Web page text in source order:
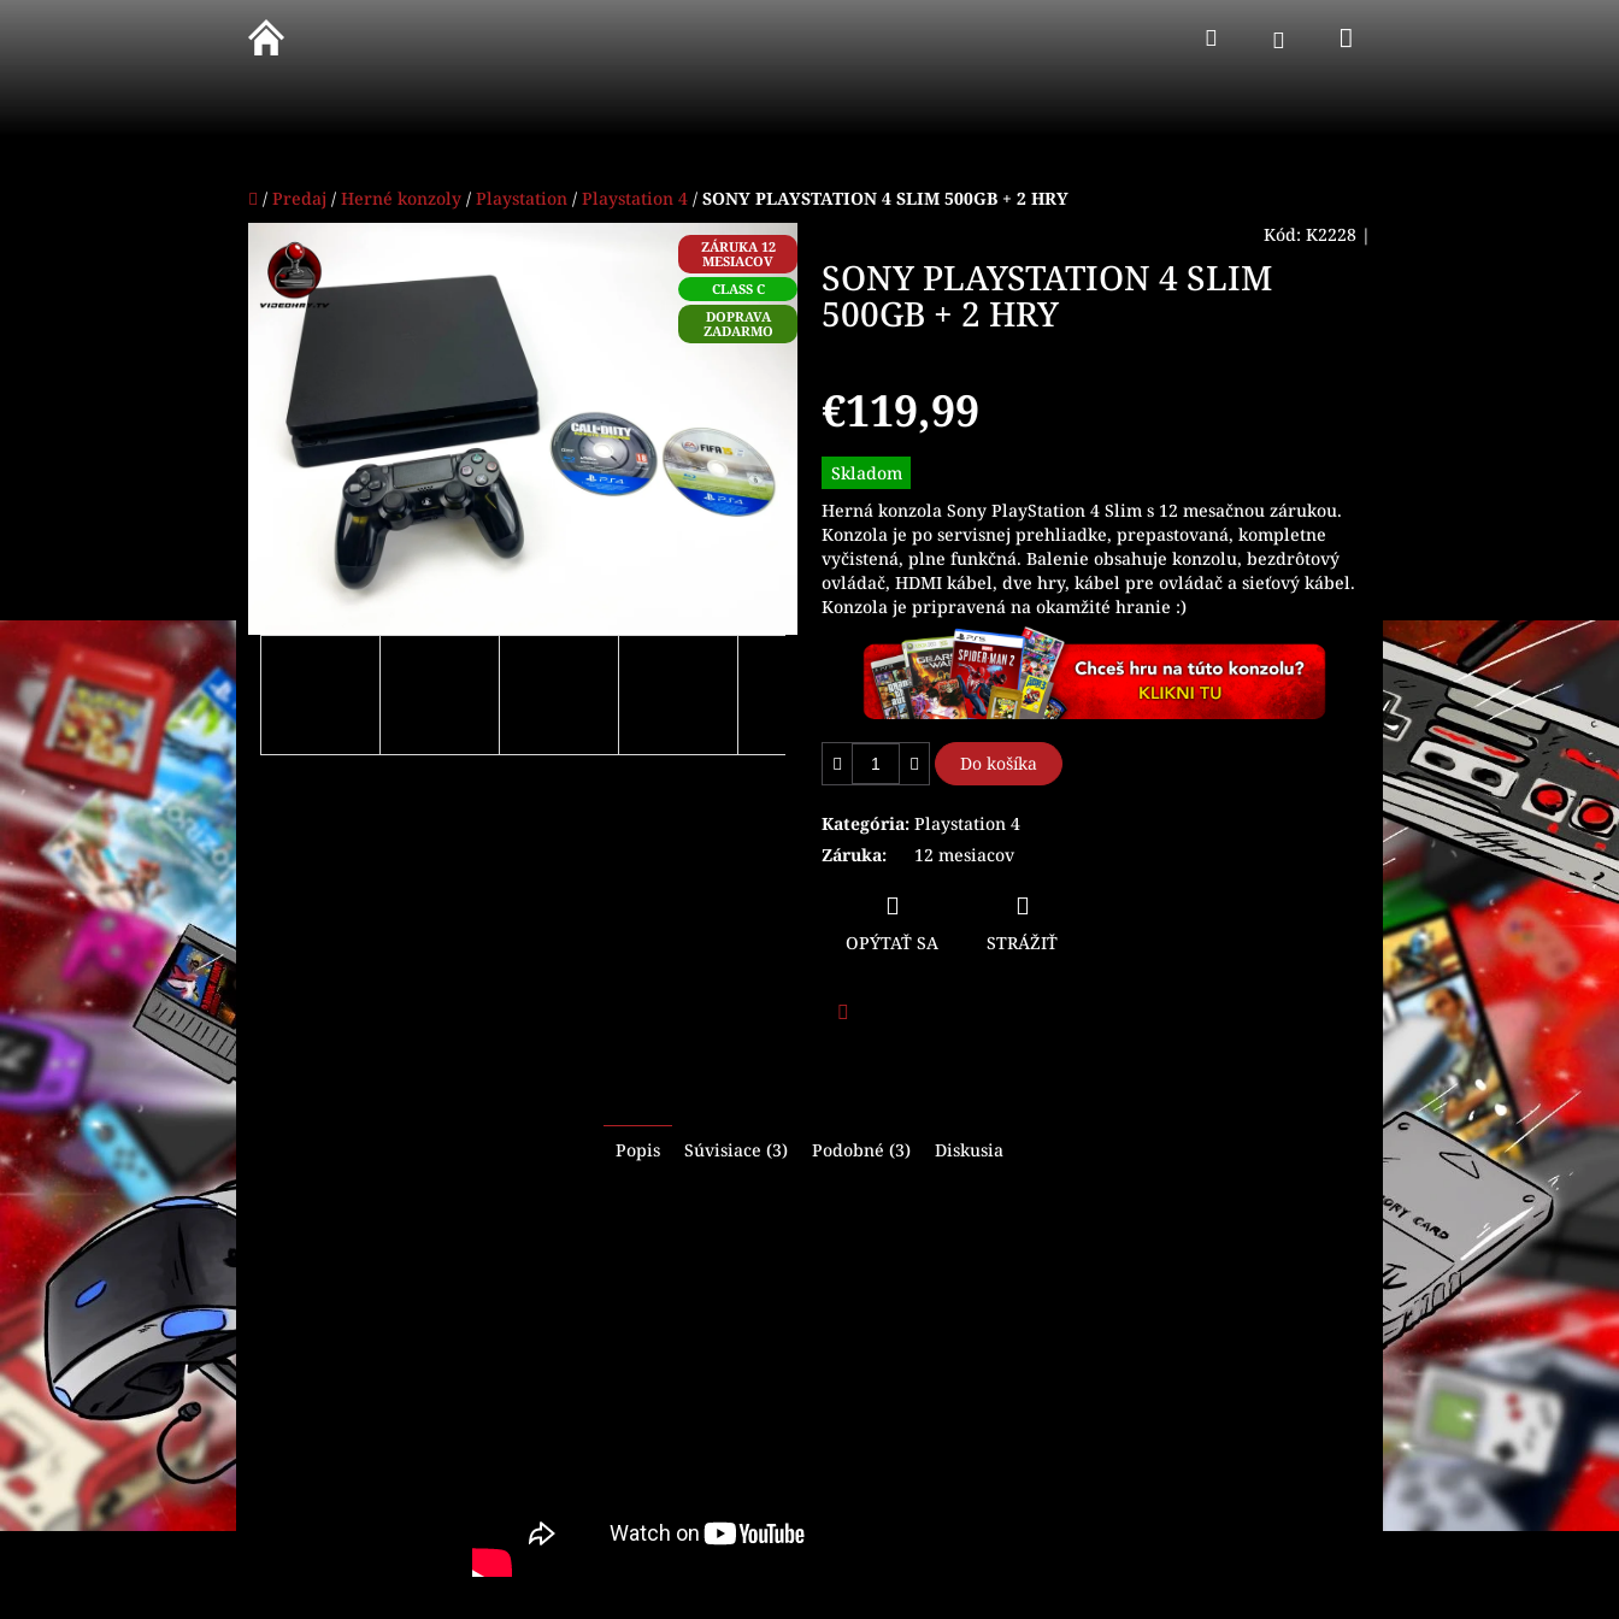
Hľadať Prihlásenie
Domov
/ Predaj / Herné konzoly / Playstation / Playstation 4 / SONY PLAYSTATION 4 SLIM 500GB + 2 HRY
ZÁRUKA 12
MESIACOV
CLASS C
DOPRAVA
ZADARMO
Kód: K2228 |
SONY PLAYSTATION 4 SLIM
500GB + 2 HRY
€119,99
Jednotková
cena:
Skladom
Herná konzola Sony PlayStation 4 Slim s 12 mesačnou zárukou.
Konzola je po servisnej prehliadke, prepastovaná, kompletne
vyčistená, plne funkčná. Balenie obsahuje konzolu, bezdrôtový
ovládač, HDMI kábel, dve hry, kábel pre ovládač a sieťový kábel.
Konzola je pripravená na okamžité hranie :)
Do košíka
Kategória: Playstation 4
Záruka: 12 mesiacov
OPÝTAŤ SA STRÁŽIŤ
Popis Súvisiace (3) Podobné (3) Diskusia